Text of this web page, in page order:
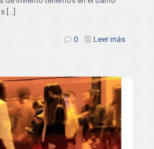
[…]
0 Leer más